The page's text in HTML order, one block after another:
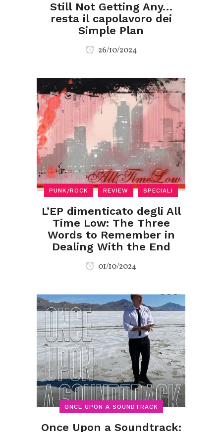
Still Not Getting Any…
resta il capolavoro dei
Simple Plan
26/10/2024
PUNK/ROCK REVIEW SPECIALI
L’EP dimenticato degli All
Time Low: The Three
Words to Remember in
Dealing With the End
01/10/2024
ONCE UPON A SOUNDTRACK
Once Upon a Soundtrack: